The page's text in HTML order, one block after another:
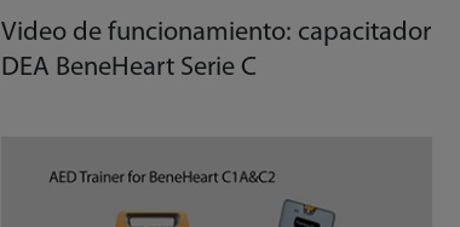
Video de funcionamiento: capacitador
DEA BeneHeart Serie C